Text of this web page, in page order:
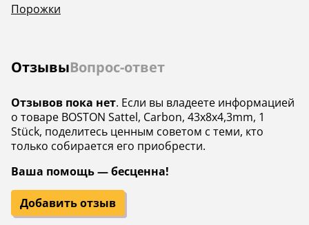
Порожки
ОтзывыВопрос-ответ
Отзывов пока нет. Если вы владеете информацией
о товаре BOSTON Sattel, Carbon, 43x8x4,3mm, 1
Stück, поделитесь ценным советом с теми, кто
только собирается его приобрести.
Ваша помощь — бесценна!
Добавить отзыв